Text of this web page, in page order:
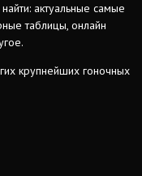
актуальные самые
таблицы, онлайн
крупнейших гоночных